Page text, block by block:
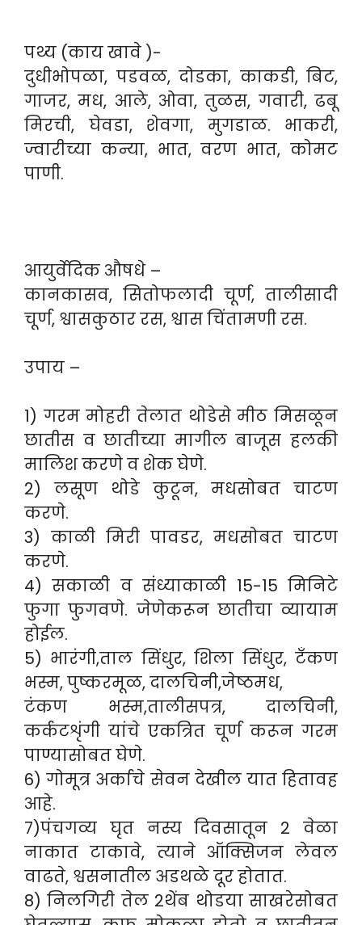
पथ्य (काय खावे )-
दुधीभोपळा, पडवळ, दोडका, काकडी, बिट,
गाजर, मध, आले, ओवा, तुळस, गवारी, ढबू
मिरची, घेवडा, शेवगा, मुगडाळ. भाकरी,
ज्वारीच्या कन्या, भात, वरण भात, कोमट
पाणी.
आयुर्वेदिक औषधे –
कानकासव, सितोफलादी चूर्ण, तालीसादी
चूर्ण, श्वासकुठार रस, श्वास चिंतामणी रस.
उपाय –
1) गरम मोहरी तेलात थोडेसे मीठ मिसळून
छातीस व छातीच्या मागील बाजूस हलकी
मालिश करणे व शेक घेणे.
2) लसूण थोडे कुटून, मधसोबत चाटण
करणे.
3) काळी मिरी पावडर, मधसोबत चाटण
करणे.
4) सकाळी व संध्याकाळी 15-15 मिनिटे
फुगा फुगवणे. जेणेकरून छातीचा व्यायाम
होईल.
5) भारंगी,ताल सिंधुर, शिला सिंधुर, टँकण
भस्म, पुष्करमूळ, दालचिनी,जेष्ठमध,
टंकण भस्म,तालीसपत्र, दालचिनी,
कर्कटशृंगी यांचे एकत्रित चूर्ण करून गरम
पाण्यासोबत घेणे.
6) गोमूत्र अर्काचे सेवन देखील यात हितावह
आहे.
7)पंचगव्य घृत नस्य दिवसातून 2 वेळा
नाकात टाकावे, त्याने ऑक्सिजन लेवल
वाढते, श्वसनातील अडथळे दूर होतात.
8) निलगिरी तेल 2थेंब थोडया साखरेसोबत